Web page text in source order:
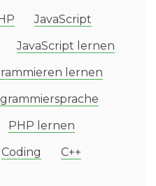
JavaScript
JavaScript lernen
lernen
PHP lernen
Coding
C++